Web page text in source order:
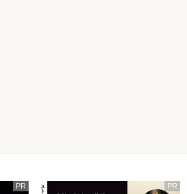
PR PR